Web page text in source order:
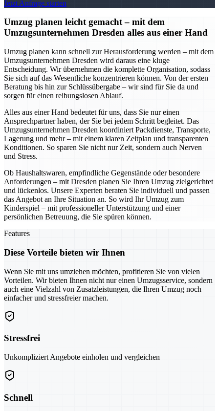
Jetzt Anfrage starten
Umzug planen leicht gemacht – mit dem
Umzugsunternehmen Dresden alles aus einer Hand
Umzug planen kann schnell zur Herausforderung werden – mit dem
Umzugsunternehmen Dresden wird daraus eine kluge
Entscheidung. Wir übernehmen die komplette Organisation, sodass
Sie sich auf das Wesentliche konzentrieren können. Von der ersten
Beratung bis hin zur Schlüssübergabe – wir sind für Sie da und
sorgen für einen reibungslosen Ablauf.
Alles aus einer Hand bedeutet für uns, dass Sie nur einen
Ansprechpartner haben, der Sie bei jedem Schritt begleitet. Das
Umzugsunternehmen Dresden koordiniert Packdienste, Transporte,
Lagerung und mehr – mit einem klaren Zeitplan und transparenten
Konditionen. So sparen Sie nicht nur Zeit, sondern auch Nerven
und Stress.
Ob Haushaltswaren, empfindliche Gegenstände oder besondere
Anforderungen – mit Dresden planen Sie Ihren Umzug zielgerichtet
und lückenlos. Unsere Experten beraten Sie individuell und passen
das Angebot an Ihre Situation an. So wird Ihr Umzug zum
Kinderspiel – mit professioneller Unterstützung und einer
persönlichen Betreuung, die Sie spüren können.
Features
Diese Vorteile bieten wir Ihnen
Wenn Sie mit uns umziehen möchten, profitieren Sie von vielen
Vorteilen. Wir bieten Ihnen nicht nur einen Umzugsservice, sondern
auch eine Vielzahl von Zusatzleistungen, die Ihren Umzug noch
einfacher und stressfreier machen.
Stressfrei
Unkompliziert Angebote einholen und vergleichen
Schnell